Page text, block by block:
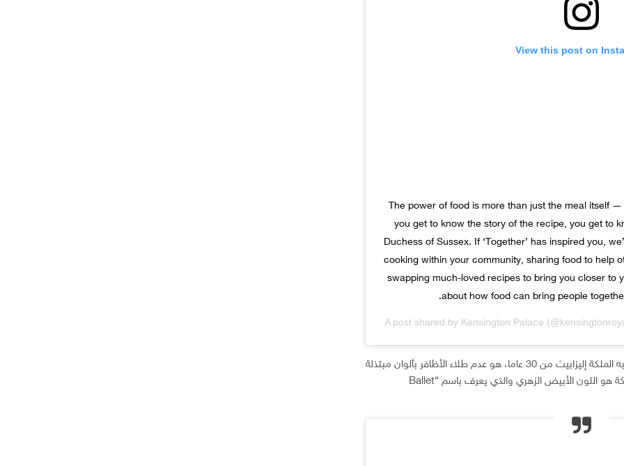
View this post on
"The power of food is more than just the meal itself
you get to know the story of the recipe, you get to
Duchess of Sussex. If ‘Together’ has inspired you,
cooking within your community, sharing food to help
swapping much-loved recipes to bring you closer to
about how food can bring people
A post shared by Kensington Palace
هذا ويقتضي البرتوكول الملكي والذي تلتزم به الملكة إليزابيث من 30 عاما، هو عدم طلاء الأظافر بألوان مبتذلة
أو لافتة أو غامقة ، فاللون المفضل لدى الملكة هو اللون الأبيض الزهري والذي يعرف باسم “Ballet